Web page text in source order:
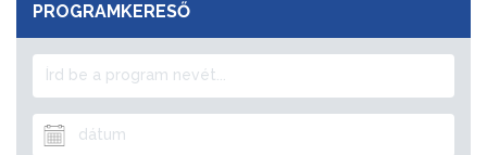
PROGRAMKERESŐ